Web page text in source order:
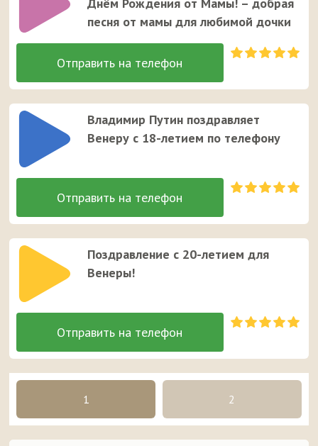
песня от мамы для любимой дочки
Владимир Путин поздравляет
Венеру с 18-летием по телефону
Поздравление с 20-летием для
Венеры!
1 2